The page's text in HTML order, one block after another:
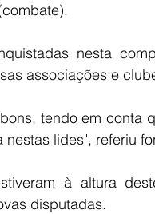
nesta
associações e
tendo em conta
lides", referiu
à altura
disputadas.